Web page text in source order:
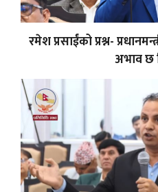
रमेश प्रसाईंको प्रश्न-
अभाव छ